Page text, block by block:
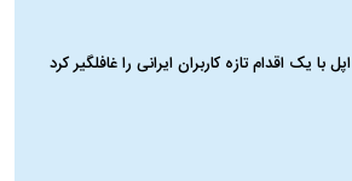
اپل با یک اقدام تازه کاربران ایرانی را غافلگیر کرد